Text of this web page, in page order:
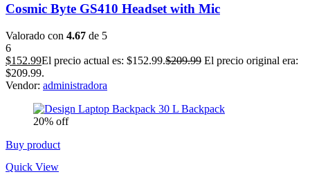
Cosmic Byte GS410 Headset with Mic
Valorado con 4.67 de 5
6
$152.99El precio actual es: $152.99.$209.99 El precio original era:
$209.99.
Vendor: administradora
20% off
Buy product
Quick View